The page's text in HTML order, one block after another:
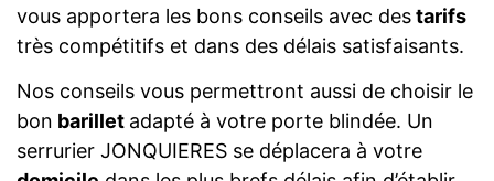
vous apportera les bons conseils avec destarifs
très compétitifs et dans des délais satisfaisants.
Nos conseils vous permettront aussi de choisir le
bon barillet adapté à votre porte blindée. Un
serrurier JONQUIERES se déplacera à votre